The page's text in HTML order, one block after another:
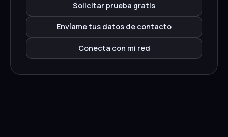
Solicitar prueba gratis
Envíame tus datos de contacto
Conecta con mi red